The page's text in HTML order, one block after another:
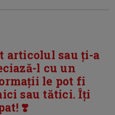
articolul sau ți-a
l cu un
le pot fi
sau tătici. Îți
❣️